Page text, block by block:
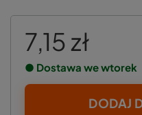
7,15 zł
● Dostawa we wtorek
DODAJ